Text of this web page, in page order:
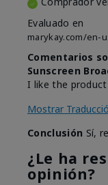
Evaluado en
marykay.com/en-
Comentarios
Sunscreen
I like the
Mostrar
Conclusión Sí,
¿Le ha
opinión?